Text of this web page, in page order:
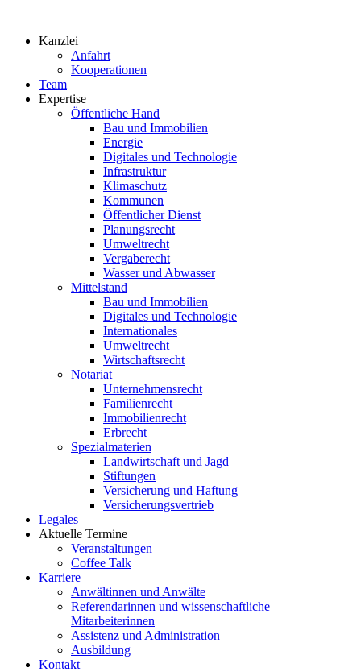
springenKanzlei
Anfahrt
Kooperationen
Team
Expertise
Öffentliche Hand
Bau und Immobilien
Energie
Digitales und Technologie
Infrastruktur
Klimaschutz
Kommunen
Öffentlicher Dienst
Planungsrecht
Umweltrecht
Vergaberecht
Wasser und Abwasser
Mittelstand
Bau und Immobilien
Digitales und Technologie
Internationales
Umweltrecht
Wirtschaftsrecht
Notariat
Unternehmensrecht
Familienrecht
Immobilienrecht
Erbrecht
Spezialmaterien
Landwirtschaft und Jagd
Stiftungen
Versicherung und Haftung
Versicherungsvertrieb
Legales
Aktuelle Termine
Veranstaltungen
Coffee Talk
Karriere
Anwältinnen und Anwälte
Referendarinnen und wissenschaftliche
Mitarbeiterinnen
Assistenz und Administration
Ausbildung
Kontakt